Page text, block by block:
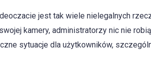
jest tak wiele nielegalnych
kamery, administratorzy nic nie
sytuacje dla użytkowników,